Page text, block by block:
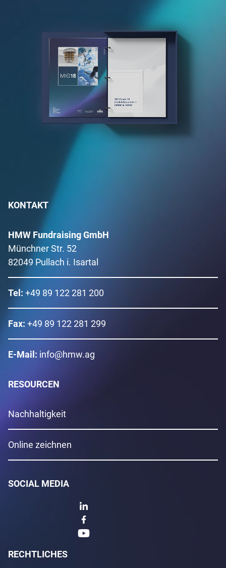
KONTAKT
HMW Fundraising GmbH
Münchner Str. 52
82049 Pullach i. Isartal
Tel: +49 89 122 281 200
Fax: +49 89 122 281 299
E-Mail: info@hmw.ag
RESOURCEN
Nachhaltigkeit
Online zeichnen
SOCIAL MEDIA
RECHTLICHES